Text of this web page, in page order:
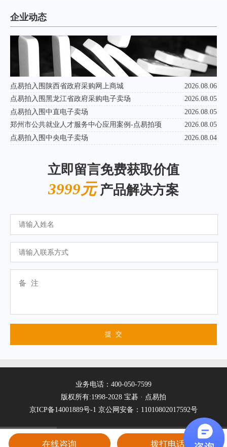
企业动态
点易拍入围陕西省政府采购网上商城
2026.08.06
点易拍入围黑龙江省政府采购电子卖场
2026.08.05
点易拍入围中直电子卖场
2026.08.05
郑州市公共就业人才服务中心应用案例-点易拍项
2026.08.05
点易拍入围中央电子卖场
2026.08.04
立即留言免费获取价值
3999元产品解决方案
业务电话：400-050-7599
版权所有:1998-2028 宝碁 · 点易拍
京ICP备14001889号-1 京公网安备：11010802017592号
在线咨询 拨打电话